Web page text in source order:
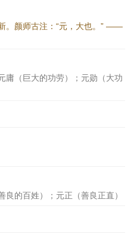
。颜师古注：“元，大也。” ——
庸（巨大的功劳）；元勋（大功
良的百姓）；元正（善良正直）